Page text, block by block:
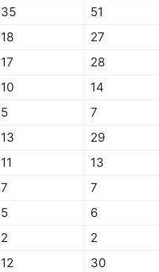
35
51
18
27
17
28
10
14
5
7
13
29
11
13
7
7
5
6
2
2
12
30